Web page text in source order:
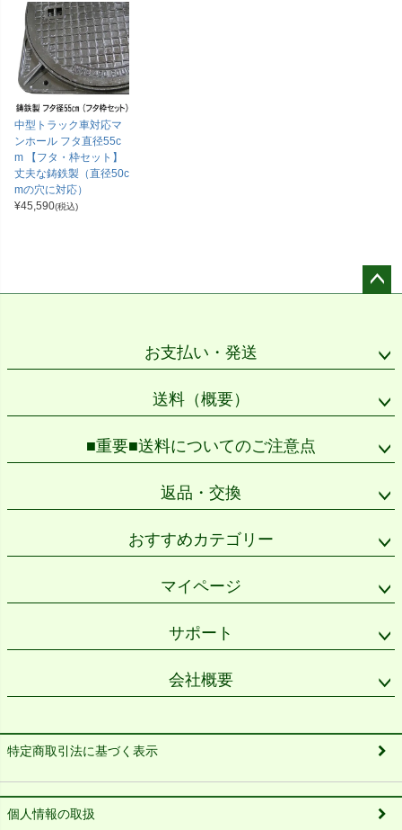
中型トラック車対応マ
ンホール フタ直径55c
m 【フタ・枠セット】
丈夫な鋳鉄製（直径50c
mの穴に対応）
¥45,590(税込)
お支払い・発送
送料（概要）
■重要■送料についてのご注意点
返品・交換
おすすめカテゴリー
マイページ
サポート
会社概要
特定商取引法に基づく表示
個人情報の取扱